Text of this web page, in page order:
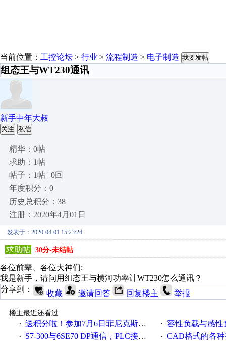
当前位置： 工控论坛 > 行业 > 流程制造 > 电子制造 我要发帖
组态王与WT230通讯
新手中年大叔
关注 私信
精华：0帖
求助：1帖
帖子：1帖 | 0回
年度积分：0
历史总积分：38
注册：2020年4月01日
发表于：2020-04-01 15:23:24
求助帖 30分-未结帖
各位前辈、各位大神们:
我是新手，请问用组态王与横河功率计WT230怎么通讯？
分享到：
收藏 邀请回答 回复楼主 举报
楼主最近还看过
· 送积分啦！参加7月6日菲尼克斯在线研讨会即得 · 容性负载与感性负
· S7-300与6SE70 DP通信，PLC接收到数据不稳定 · CAD格式的各